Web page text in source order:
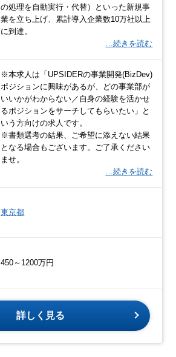
の処理を自動実行・代替）といった新規事
業を立ち上げ、累計導入企業数10万社以上
に到達。
…続きを読む
※本求人は「UPSIDERの事業開発(BizDev)
ポジションに興味があるが、どの事業部が
いいかがわからない／自身の経験を活かせ
るポジションをサーチしてもらいたい」と
いう方向けの求人です。
※書類選考の結果、ご希望に添えない結果
となる場合もございます。ご了承ください
ませ。
…続きを読む
東京都
450～1200万円
詳しく見る